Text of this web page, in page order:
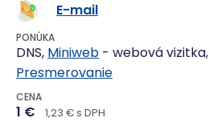
E-mail
PONÚKA
DNS, Miniweb - webová vizitka,
Presmerovanie
CENA
1 € 1,23 € s DPH